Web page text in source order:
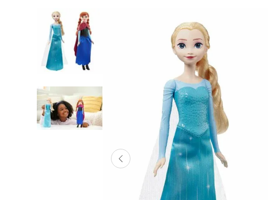
Creatividad y Arte
Figuras de Acción
Gadgets y Electrónicos
Lanzadores
Muñecas